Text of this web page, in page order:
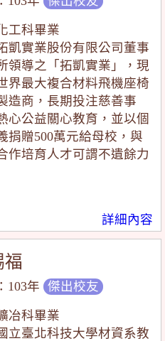
詳細內容
工科畢業
凱實業股份有限公司董事
領導之「拓凱實業」，現
界最大複合材料飛機座椅
造商，長期投注慈善事
心公益關心教育，並以個
捐贈500萬元給母校，與
作培育人才可謂不遺餘力
福
103年 傑出校友
冶科畢業
立臺北科技大學材資系教